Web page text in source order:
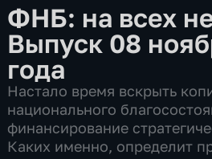
ФНБ: на всех
Выпуск 08
года
Настало время вскрыть
национального
финансирование
Каких именно, определит